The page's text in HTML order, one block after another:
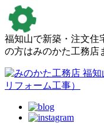
福知山で新築・注文住
の方はみのかた工務店